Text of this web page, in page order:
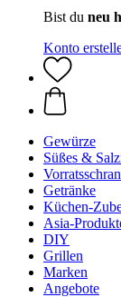
Bist du neu
Konto
Gewürze
Süßes &
Getränke
Küchen-
Asia-
DIY
Grillen
Marken
Angebote